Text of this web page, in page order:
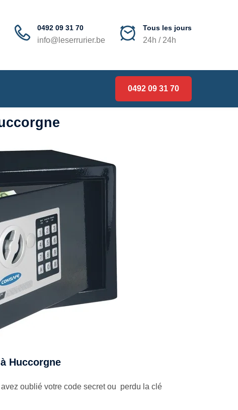
0492 09 31 70
info@leserrurier.be
Tous les jours
24h / 24h
0492 09 31 70
Huccorgne
oublié votre code secret ou perdu la clé